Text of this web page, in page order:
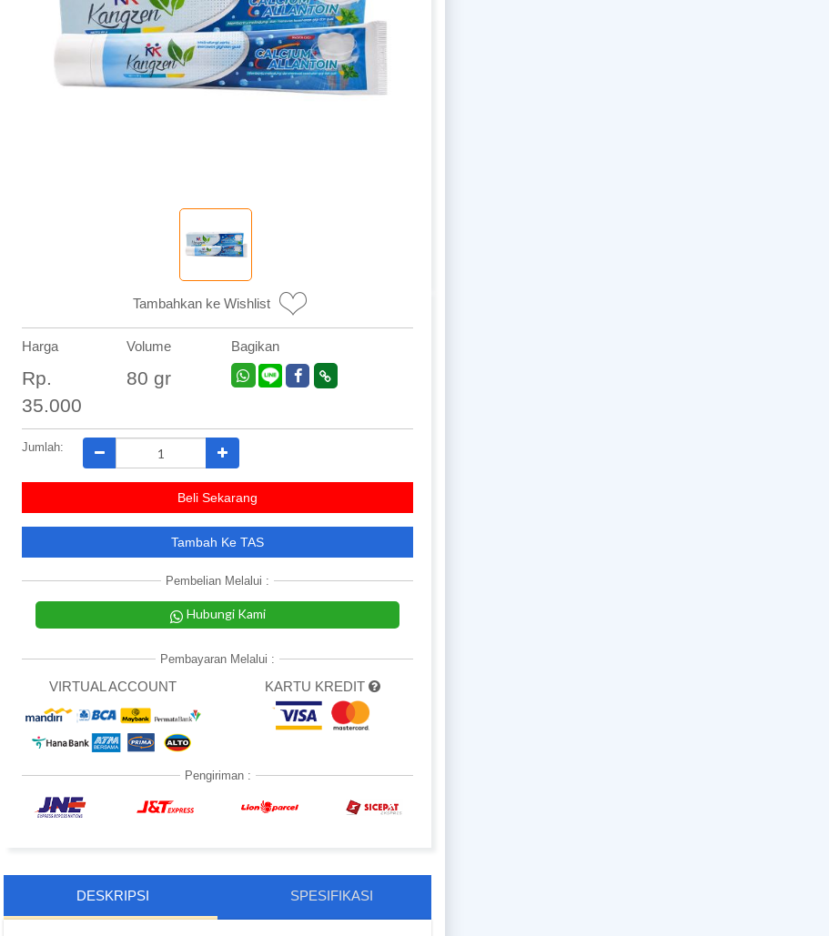
Tambahkan ke Wishlist
Harga
Rp.
35.000
Volume
80 gr
Bagikan
Jumlah:
Beli Sekarang
Tambah Ke TAS
Pembelian Melalui :
Hubungi Kami
Pembayaran Melalui :
VIRTUAL ACCOUNT KARTU KREDIT
Pengiriman :
DESKRIPSI SPESIFIKASI